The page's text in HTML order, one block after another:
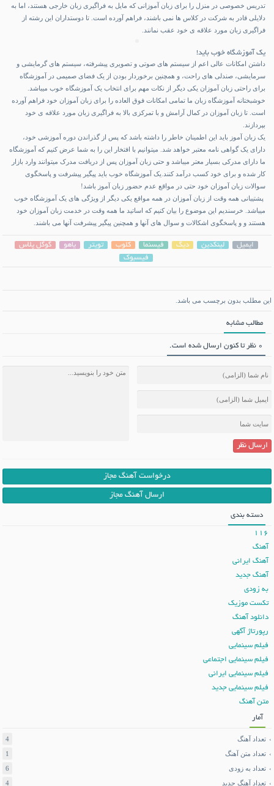
تدریس خصوصی در منزل را برای زبان آموزانی که مایل به فراگیری زبان خارجی هستند، اما به
دلایلی قادر به شرکت در کلاس ها نمی باشند، فراهم آورده است. تا دوستداران این رشته از
فراگیری زبان مورد علاقه ی خود عقب نمانند.
یک آموزشگاه خوب باید!
داشتن امکانات عالی اعم از سیستم های صوتی و تصویری پیشرفته، سیستم های گرمایشی و
سرمایشی، صندلی های راحت، و همچنین برخوردار بودن از یک فضای صمیمی در آموزشگاه
برای راحتی زبان آموزان یکی دیگر از نکات مهم برای انتخاب یک آموزشگاه خوب میباشد.
خوشبختانه آموزشگاه زبان ما تمامی امکانات فوق العاده را برای زبان آموزان خود فراهم آورده
است. تا زبان آموزان در کمال آرامش و با تمرکزی بالا به فراگیری زبان مورد علاقه ی خود
بپردازند.
یک زبان آموز باید این اطمینان خاطر را داشته باشد که پس از گذراندن دوره آموزشی خود،
دارای یک گواهی نامه معتبر خواهد شد. میتوانیم با افتخار این را به شما عرض کنیم که آموزشگاه
ما دارای مدرکی بسیار معتر میباشد و حتی زبان آموزان پس از دریافت مدرک میتوانند وارد بازار
کار شده و برای خود کسب درآمد کنند.یک آموزشگاه خوب باید پیگیر پیشرفت و پاسخگوی
سوالات زبان آموزان خود حتی در مواقع عدم حضور زبان آموز باشد!
پشتیبانی همه وقت از زبان آموزان در همه مواقع یکی دیگر از ویژگی های یک آموزشگاه خوب
میباشد. خرسندیم این موضوع را بیان کنیم که اساتید ما همه وقت در خدمت زبان آموزان خود
هستند و و پاسخگوی اشکالات و سوال های آنها و همچنین پیگیر پیشرفت آنها می باشند.
ایمیل لینکدین دیگ فیسنما کلوب تویتر یاهو
گوگل پلاس
فیسبوک
این مطلب بدون برچسب می باشد.
مطالب مشابه
0 نظر تا کنون ارسال شده است.
ارسال نظر
درخواست آهنگ مجاز
ارسال آهنگ مجاز
دسته بندی
116
آهنگ
آهنگ ایرانی
آهنگ جدید
به زودی
تکست موزیک
دانلود آهنگ
رپورتاژ آگهی
فیلم سینمایی
فیلم سینمایی اجتماعی
فیلم سینمایی ایرانی
فیلم سینمایی جدید
متن آهنگ
آمار
تعداد آهنگ
4
تعداد متن آهنگ
1
تعداد به زودی
6
تعداد آهنگ جدید
4